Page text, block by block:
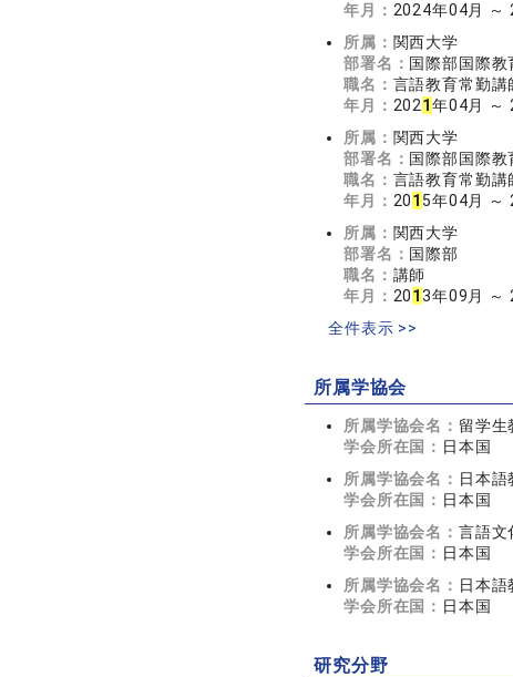
年月： 2024年04月 ～
所属： 関西大学
部署名： 国際部国際教
職名： 言語教育常勤講
年月： 2021年04月 ～
所属： 関西大学
部署名： 国際部国際教
職名： 言語教育常勤講
年月： 201 5年04月 ～
所属： 関西大学
部署名： 国際部
職名： 講師
年月： 2013年09月 ～
全件表示 >>
所属学協会
所属学協会名： 留学生
学会所在国： 日本国
所属学協会名： 日本語
学会所在国： 日本国
所属学協会名： 言語文
学会所在国： 日本国
所属学協会名： 日本語
学会所在国： 日本国
研究分野